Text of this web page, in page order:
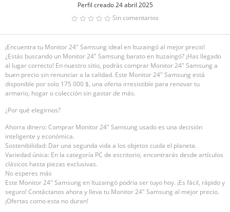
Perfil creado 24 abril 2025
Sin comentarios
¡Encuentra tu Monitor 24" Samsung ideal en Ituzaingó al mejor precio!
¿Estás buscando un Monitor 24" Samsung barato en Ituzaingó? ¡Has llegado
al lugar correcto! En nuestro sitio, podrás comprar Monitor 24" Samsung a
buen precio sin renunciar a la calidad. Este Monitor 24" Samsung está
disponible por solo 175 000 $, una oferta irresistible para renovar tu
armario, hogar o colección sin gastar de más.
¿Por qué elegirnos?
Ahorra dinero: Comprar Monitor 24" Samsung usado es una decisión
inteligente y económica.
Sostenibilidad: Dar una segunda vida a los objetos cuida el planeta.
Variedad única: En la categoría PC de escritorio, encontrarás desde artículos
clásicos hasta piezas exclusivas.
No esperes más
Este Monitor 24" Samsung en Ituzaingó podría ser tuyo hoy. ¡Es fácil, rápido y
seguro! Contáctanos ahora y lleva tu Monitor 24" Samsung al mejor precio.
¡Ofertas como esta no duran!